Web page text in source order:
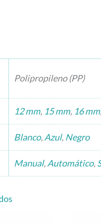
Polipropileno (PP)
12 mm, 15 mm, 16 mm
Blanco,Azul,Negro
Manual,Automático,